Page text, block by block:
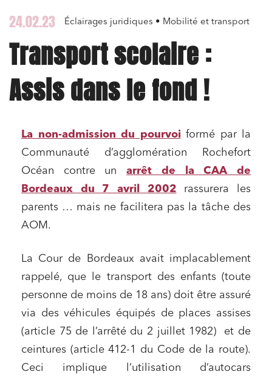
24.02.23 Éclairages juridiques • Mobilité et transport
Transport scolaire :
Assis dans le fond !
La non-admission du pourvoiformé par la
Communauté d’agglomération Rochefort
Océan contre unarrêt de la CAA de
Bordeaux du 7 avril 2002 rassurera les
parents … mais ne facilitera pas la tâche des
AOM.
La Cour de Bordeaux avait implacablement
rappelé, que le transport des enfants (toute
personne de moins de 18 ans) doit être assuré
via des véhicules équipés de places assises
(article 75 de l’arrêté du 2 juillet 1982) et de
ceintures (article 412-1 du Code de la route).
Ceci implique l’utilisation d’autocars